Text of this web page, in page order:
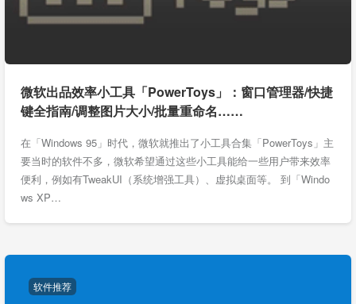
微软出品效率小工具「PowerToys」：窗口管理器/快捷
键全指南/调整图片大小/批量重命名……
在「Windows 95」时代，微软就推出了小工具合集「PowerToys」主
要当时的软件不多，微软希望通过这些小工具能给一些用户带来效率
便利，例如有TweakUI（系统增强工具）、虚拟桌面等。 到「Windo
ws XP…
软件推荐